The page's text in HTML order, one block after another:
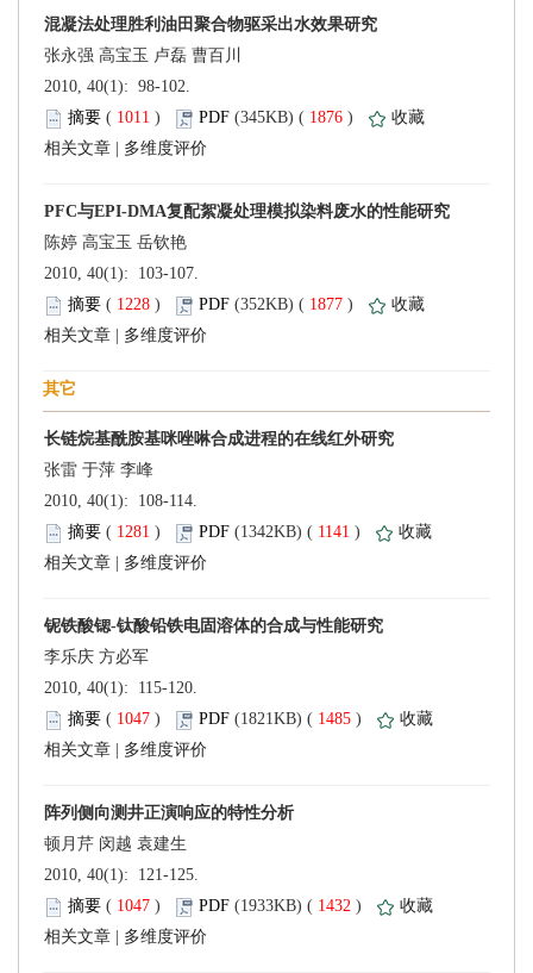
2010, 40(1): 98-102.
(
) 1876 )
2010, 40(1): 103-107.
(
) 1877 )
2010, 40(1): 108-114.
(
) 1141 )
2010, 40(1): 115-120.
(
) 1485 )
2010, 40(1): 121-125.
(
) 1432 )